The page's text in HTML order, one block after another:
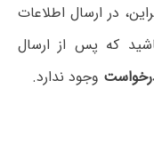
در ارسال اطلاعات
که پس از ارسال
وجود ندارد.